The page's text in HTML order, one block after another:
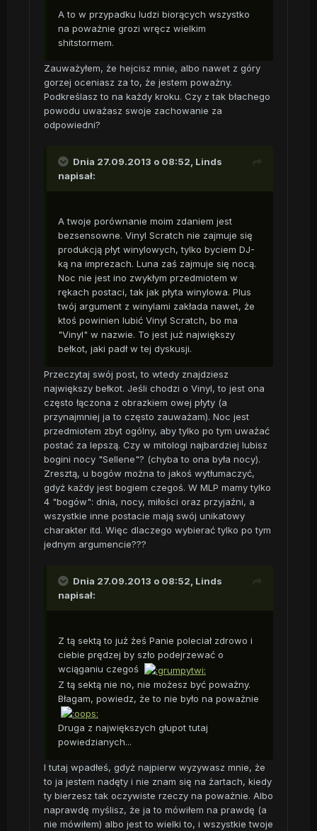
A to w przypadku ludzi biorących wszystko
na poważnie grozi wręcz wielkim
shitstormem.
Zauważyłem, że hejcisz mnie, albo nawet z góry
gorzej oceniasz za to, że jestem poważny.
Podkreślasz to na każdy kroku. Czy z tak błachego
powodu uważasz swoje zachowanie za
odpowiedni?
Dnia 27.09.2013 o 08:52, Linds
napisał:
A twoje porównanie moim zdaniem jest
bezsensowne. Vinyl Scratch nie zajmuje się
produkcją płyt winylowych, tylko byciem DJ-
ką na imprezach. Luna zaś zajmuje się nocą.
Noc nie jest ino zwykłym przedmiotem w
rękach postaci, tak jak płyta winylowa. Plus
twój argument z winylami zakłada nawet, że
ktoś powinien lubić Vinyl Scratch, bo ma
"Vinyl" w nazwie. To jest już największy
bełkot, jaki padł w tej dyskusji.
Przeczytaj swój post, to wtedy znajdziesz
największy bełkot. Jeśli chodzi o Vinyl, to jest ona
często łączona z obrazkiem owej płyty (a
przynajmniej ja to często zauważam). Noc jest
przedmiotem zbyt ogólny, aby tylko po tym uważać
postać za lepszą. Czy w mitologi najbardziej lubisz
bogini nocy "Sellene"? (chyba to ona była nocy).
Zresztą, u bogów można to jakoś wytłumaczyć,
gdyż każdy jest bogiem czegoś. W MLP mamy tylko
4 "bogów": dnia, nocy, miłości oraz przyjaźni, a
wszystkie inne postacie mają swój unikatowy
charakter itd. Więc dlaczego wybierać tylko po tym
jednym argumencie???
Dnia 27.09.2013 o 08:52, Linds
napisał:
Z tą sektą to już żeś Panie poleciał zdrowo i
ciebie prędzej by szło podejrzewać o
wciąganiu czegoś
Z tą sektą nie no, nie możesz być poważny.
Błagam, powiedz, że to nie było na poważnie
Druga z największych głupot tutaj
powiedzianych...
I tutaj wpadłeś, gdyż najpierw wyzywasz mnie, że
to ja jestem nadęty i nie znam się na żartach, kiedy
ty bierzesz tak oczywiste rzeczy na poważnie. Albo
naprawdę myślisz, że ja to mówiłem na prawdę (a
nie mówiłem) albo jest to wielki to, i wszystkie twoje